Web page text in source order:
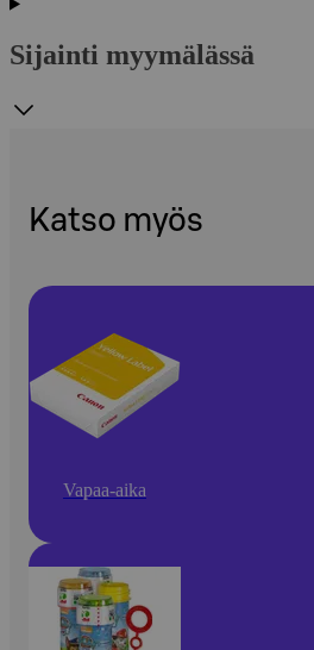
Sijainti myymälässä
Katso myös
Vapaa-aika